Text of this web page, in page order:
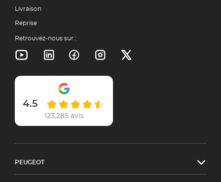
Livraison
Reprise
Retrouvez-nous sur :
4.5
123,285 avis
PEUGEOT